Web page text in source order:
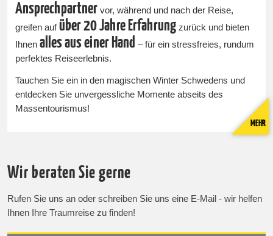
Ansprechpartnervor, während und nach der Reise,
greifen aufüber 20 Jahre Erfahrung zurück und bieten
Ihnenalles aus einer Hand – für ein stressfreies, rundum
perfektes Reiseerlebnis.
Tauchen Sie ein in den magischen Winter Schwedens und
entdecken Sie unvergessliche Momente abseits des
Massentourismus!
MEHR
Wir beraten Sie gerne
Rufen Sie uns an oder schreiben Sie uns eine E-Mail - wir helfen
Ihnen Ihre Traumreise zu finden!